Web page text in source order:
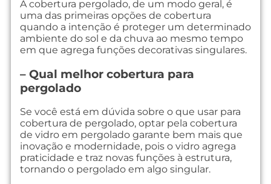
A cobertura pergolado, de um modo geral, é
uma das primeiras opções de cobertura
quando a intenção é proteger um determinado
ambiente do sol e da chuva ao mesmo tempo
em que agrega funções decorativas singulares.
– Qual melhor cobertura para
pergolado
Se você está em dúvida sobre o que usar para
cobertura de pergolado, optar pela cobertura
de vidro em pergolado garante bem mais que
inovação e modernidade, pois o vidro agrega
praticidade e traz novas funções à estrutura,
tornando o pergolado em algo singular.